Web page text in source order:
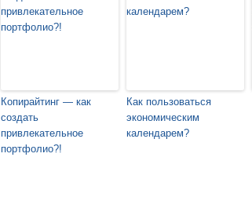
Копирайтинг — как
создать
привлекательное
портфолио?!
Как пользоваться
экономическим
календарем?